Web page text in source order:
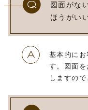
Q
図面がな
ほうがい
A
基本的にお
す。図面
しますの